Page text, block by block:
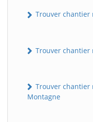
Trouver chantier
Trouver chantier
Trouver chantier
Montagne